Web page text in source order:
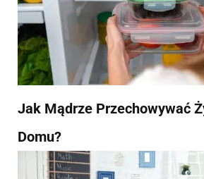
Jak Mądrze Przechowywać
Domu?